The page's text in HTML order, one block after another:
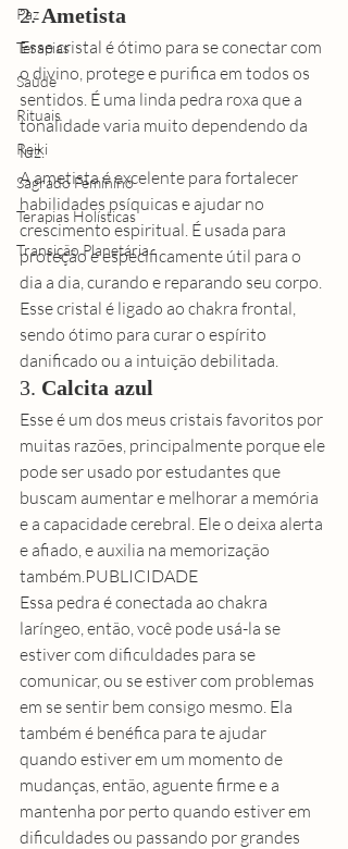
Paz
Terapias
Saúde
Rituais
Reiki
Sagrado Feminino
Terapias Holísticas
Transição Planetária
2. Ametista
Esse cristal é ótimo para se conectar com
o divino, protege e purifica em todos os
sentidos. É uma linda pedra roxa que a
tonalidade varia muito dependendo da
luz.
A ametista é excelente para fortalecer
habilidades psíquicas e ajudar no
crescimento espiritual. É usada para
proteção e especificamente útil para o
dia a dia, curando e reparando seu corpo.
Esse cristal é ligado ao chakra frontal,
sendo ótimo para curar o espírito
danificado ou a intuição debilitada.
3. Calcita azul
Esse é um dos meus cristais favoritos por
muitas razões, principalmente porque ele
pode ser usado por estudantes que
buscam aumentar e melhorar a memória
e a capacidade cerebral. Ele o deixa alerta
e afiado, e auxilia na memorização
também.PUBLICIDADE
Essa pedra é conectada ao chakra
laríngeo, então, você pode usá-la se
estiver com dificuldades para se
comunicar, ou se estiver com problemas
em se sentir bem consigo mesmo. Ela
também é benéfica para te ajudar
quando estiver em um momento de
mudanças, então, aguente firme e a
mantenha por perto quando estiver em
dificuldades ou passando por grandes